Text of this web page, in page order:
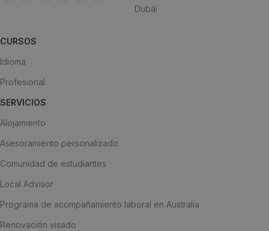
Dubái
CURSOS
Idioma
Profesional
SERVICIOS
Alojamiento
Asesoramiento personalizado
Comunidad de estudiantes
Local Advisor
Programa de acompañamiento laboral en Australia
Renovación visado